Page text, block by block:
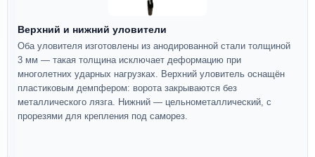
Верхний и нижний уловители
Оба уловителя изготовлены из анодированной стали толщиной
3 мм — такая толщина исключает деформацию при
многолетних ударных нагрузках. Верхний уловитель оснащён
пластиковым демпфером: ворота закрываются без
металлического лязга. Нижний — цельнометаллический, с
прорезями для крепления под саморез.